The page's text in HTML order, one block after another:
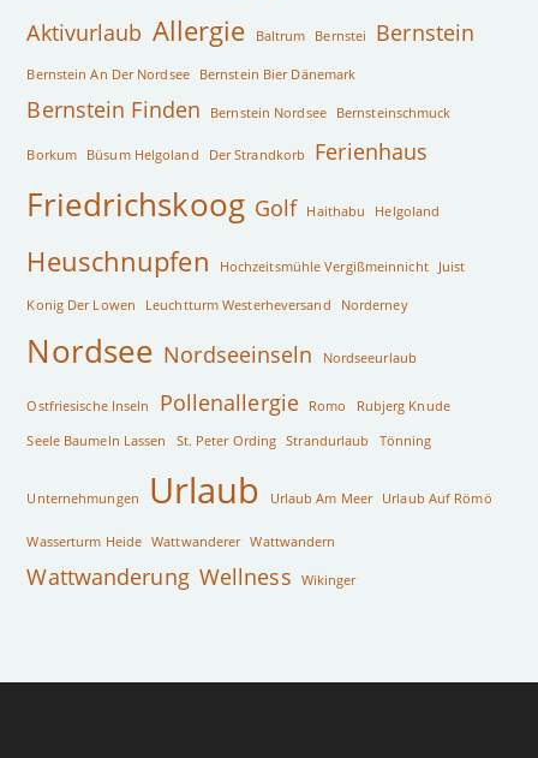
Aktivurlaub Allergie Baltrum Bernstei Bernstein
Bernstein An Der Nordsee Bernstein Bier Dänemark
Bernstein Finden Bernstein Nordsee Bernsteinschmuck
Borkum Büsum Helgoland Der Strandkorb Ferienhaus
Friedrichskoog Golf Haithabu Helgoland
Heuschnupfen Hochzeitsmühle Vergißmeinnicht Juist
Konig Der Lowen Leuchtturm Westerheversand Norderney
Nordsee Nordseeinseln Nordseeurlaub
Ostfriesische Inseln Pollenallergie Romo Rubjerg Knude
Seele Baumeln Lassen St. Peter Ording Strandurlaub Tönning
Unternehmungen Urlaub Urlaub Am Meer Urlaub Auf Römö
Wasserturm Heide Wattwanderer Wattwandern
Wattwanderung Wellness Wikinger